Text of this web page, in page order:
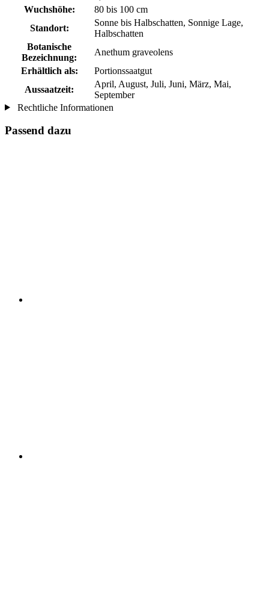
Wuchshöhe:
80 bis 100 cm
Standort:
Sonne bis Halbschatten, Sonnige Lage,
Halbschatten
Botanische
Bezeichnung:
Anethum graveolens
Erhältlich als:
Portionssaatgut
Aussaatzeit:
April, August, Juli, Juni, März, Mai,
September
Rechtliche Informationen
Passend dazu